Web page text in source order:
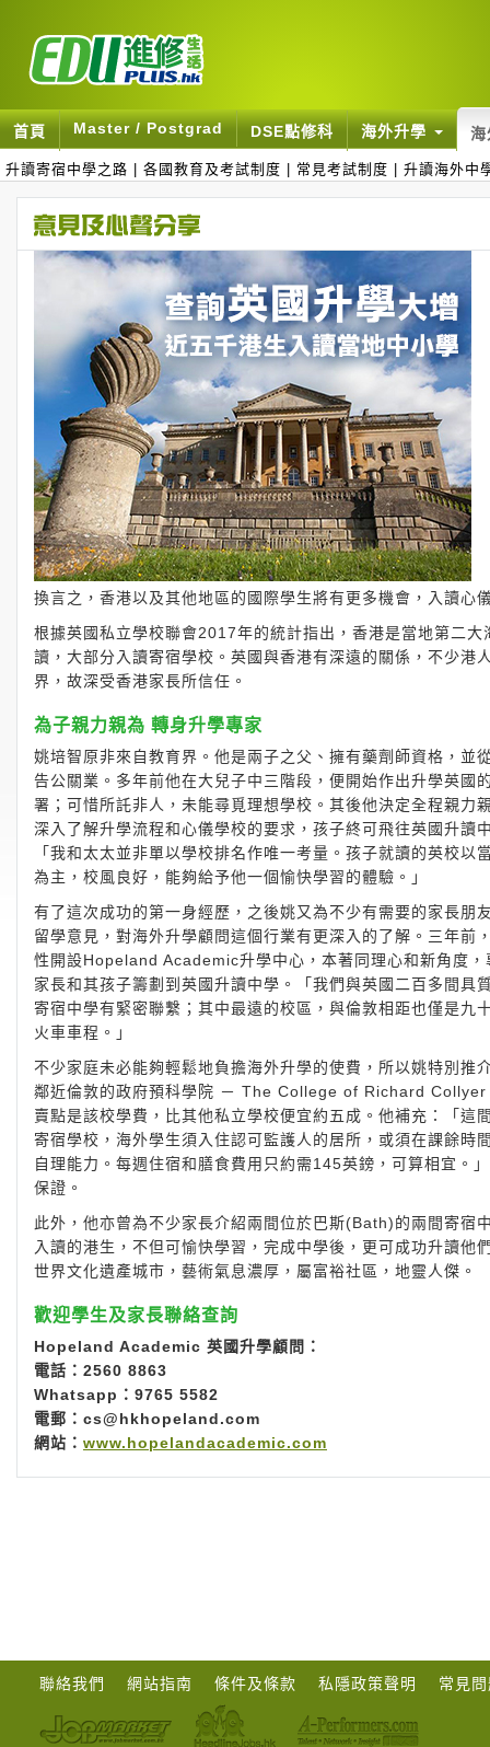
首頁 Master / Postgrad DSE點修科 海外升學 海
升讀寄宿中學之路 各國教育及考試制度 常見考試制度 升讀海外中
換言之，香港以及其他地區的國際學生將有更多機會，入讀心
根據英國私立學校聯會2017年的統計指出，香港是當地第二
讀，大部分入讀寄宿學校。英國與香港有深遠的關係，不少
界，故深受香港家長所信任。
為子親力親為 轉身升學專家
姚培智原非來自教育界。他是兩子之父、擁有藥劑師資格，並
告公關業。多年前他在大兒子中三階段，便開始作出升學英國
署；可惜所託非人，未能尋覓理想學校。其後他決定全程親力
深入了解升學流程和心儀學校的要求，孩子終可飛往英國升讀
「我和太太並非單以學校排名作唯一考量。孩子就讀的英校以
為主，校風良好，能夠給予他一個愉快學習的體驗。」
有了這次成功的第一身經歷，之後姚又為不少有需要的家長朋
留學意見，對海外升學顧問這個行業有更深入的了解。三年前
性開設Hopeland Academic升學中心，本著同理心和新角度，
家長和其孩子籌劃到英國升讀中學。「我們與英國二百多間具
寄宿中學有緊密聯繫；其中最遠的校區，與倫敦相距也僅是九
火車車程。」
不少家庭未必能夠輕鬆地負擔海外升學的使費，所以姚特別推
鄰近倫敦的政府預科學院 － The College of Richard Collyer
賣點是該校學費，比其他私立學校便宜約五成。他補充：「這
寄宿學校，海外學生須入住認可監護人的居所，或須在課餘
自理能力。每週住宿和膳食費用只約需145英鎊，可算相宜
保證。
此外，他亦曾為不少家長介紹兩間位於巴斯(Bath)的兩間寄
入讀的港生，不但可愉快學習，完成中學後，更可成功升讀
世界文化遺產城市，藝術氣息濃厚，屬富裕社區，地靈人傑。
歡迎學生及家長聯絡查詢
Hopeland Academic 英國升學顧問：
電話：2560 8863
Whatsapp：9765 5582
電郵： cs@hkhopeland.com
網站： www.hopelandacademic.com
聯絡我們 網站指南 條件及條款 私隱政策聲明 常見